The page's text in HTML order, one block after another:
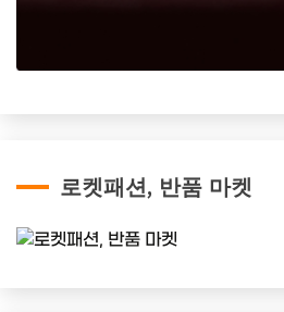
로켓패션, 반품 마켓